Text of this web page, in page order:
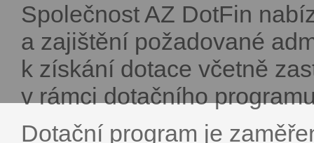
Společnost AZ DotFin
a zajištění požadované
k získání dotace včetně
v rámci dotačního
Dotační program je